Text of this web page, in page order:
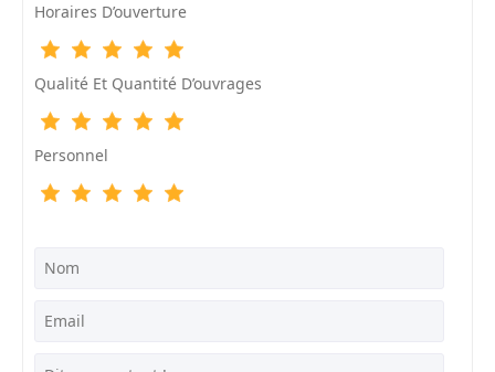
Horaires D’ouverture
Qualité Et Quantité D’ouvrages
Personnel